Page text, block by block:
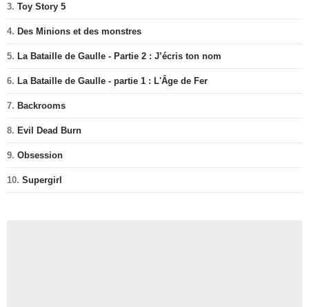
3. Toy Story 5
4. Des Minions et des monstres
5. La Bataille de Gaulle - Partie 2 : J’écris ton nom
6. La Bataille de Gaulle - partie 1 : L'Âge de Fer
7. Backrooms
8. Evil Dead Burn
9. Obsession
10. Supergirl